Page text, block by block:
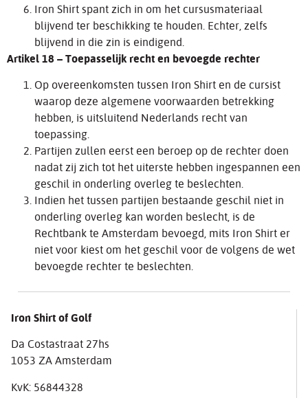
Iron Shirt spant zich in om het cursusmateriaal
blijvend ter beschikking te houden. Echter, zelfs
blijvend in die zin is eindigend.
Artikel 18 – Toepasselijk recht en bevoegde rechter
Op overeenkomsten tussen Iron Shirt en de cursist
waarop deze algemene voorwaarden betrekking
hebben, is uitsluitend Nederlands recht van
toepassing.
Partijen zullen eerst een beroep op de rechter doen
nadat zij zich tot het uiterste hebben ingespannen een
geschil in onderling overleg te beslechten.
Indien het tussen partijen bestaande geschil niet in
onderling overleg kan worden beslecht, is de
Rechtbank te Amsterdam bevoegd, mits Iron Shirt er
niet voor kiest om het geschil voor de volgens de wet
bevoegde rechter te beslechten.
Iron Shirt of Golf
Da Costastraat 27hs
1053 ZA Amsterdam
KvK: 56844328